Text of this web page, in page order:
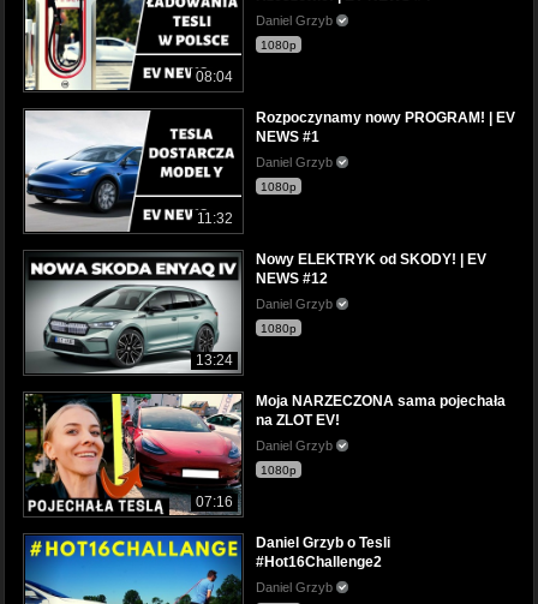
08:04
Daniel Grzyb
1080p
11:32
Rozpoczynamy nowy PROGRAM! | EV
NEWS #1
Daniel Grzyb
1080p
13:24
Nowy ELEKTRYK od SKODY! | EV
NEWS #12
Daniel Grzyb
1080p
07:16
Moja NARZECZONA sama pojechała
na ZLOT EV!
Daniel Grzyb
1080p
Daniel Grzyb o Tesli
#Hot16Challenge2
Daniel Grzyb